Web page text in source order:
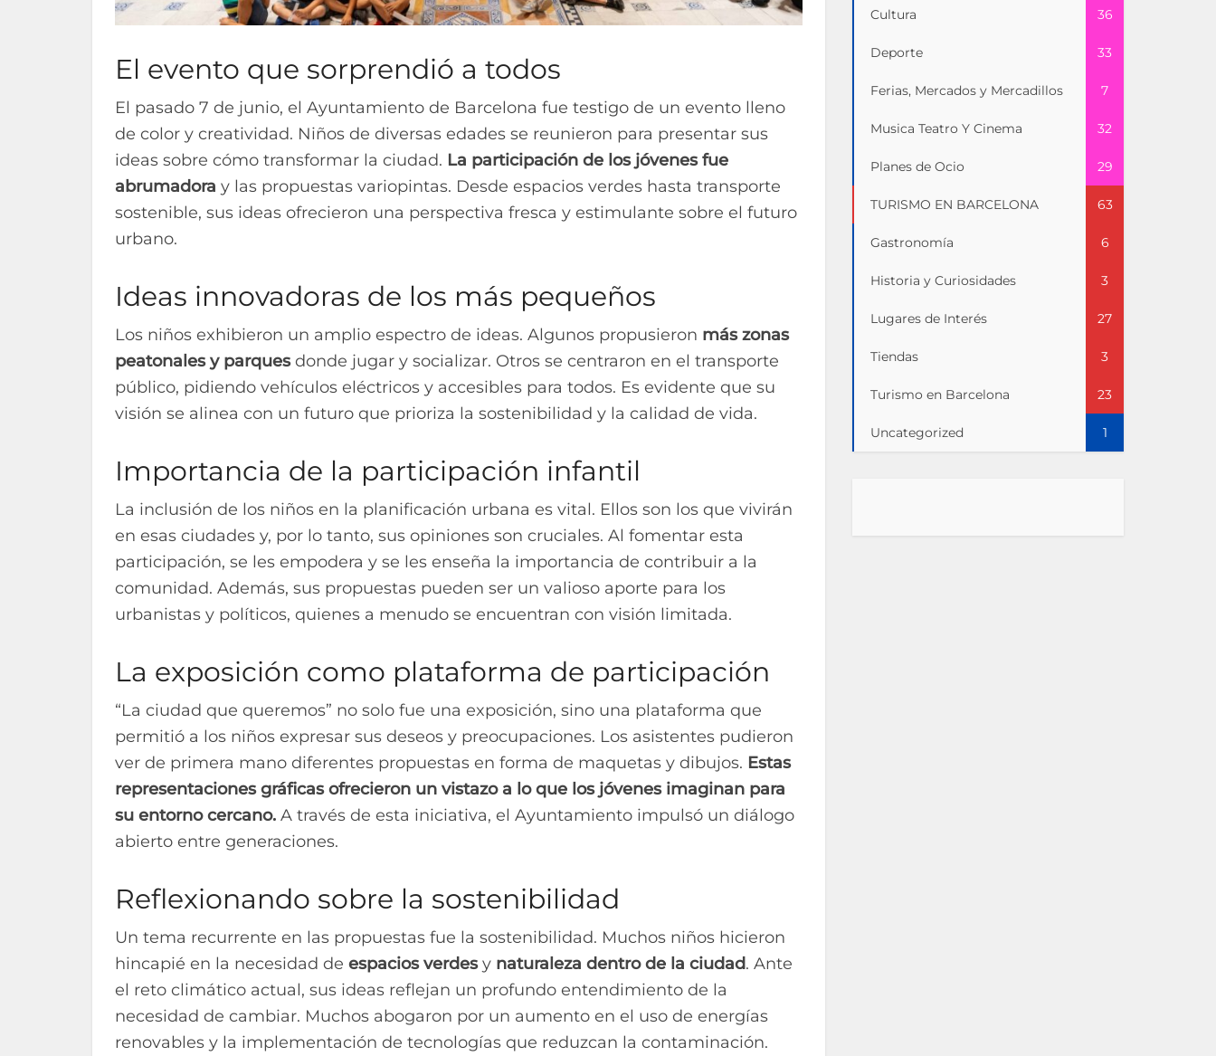
El evento que sorprendió a todos
El pasado 7 de junio, el Ayuntamiento de Barcelona fue testigo de un evento lleno
de color y creatividad. Niños de diversas edades se reunieron para presentar sus
ideas sobre cómo transformar la ciudad. La participación de los jóvenes fue
abrumadora y las propuestas variopintas. Desde espacios verdes hasta transporte
sostenible, sus ideas ofrecieron una perspectiva fresca y estimulante sobre el futuro
urbano.
Ideas innovadoras de los más pequeños
Los niños exhibieron un amplio espectro de ideas. Algunos propusieron más zonas
peatonales y parquesdonde jugar y socializar. Otros se centraron en el transporte
público, pidiendo vehículos eléctricos y accesibles para todos. Es evidente que su
visión se alinea con un futuro que prioriza la sostenibilidad y la calidad de vida.
Importancia de la participación infantil
La inclusión de los niños en la planificación urbana es vital. Ellos son los que vivirán
en esas ciudades y, por lo tanto, sus opiniones son cruciales. Al fomentar esta
participación, se les empodera y se les enseña la importancia de contribuir a la
comunidad. Además, sus propuestas pueden ser un valioso aporte para los
urbanistas y políticos, quienes a menudo se encuentran con visión limitada.
La exposición como plataforma de participación
“La ciudad que queremos” no solo fue una exposición, sino una plataforma que
permitió a los niños expresar sus deseos y preocupaciones. Los asistentes pudieron
ver de primera mano diferentes propuestas en forma de maquetas y dibujos. Estas
representaciones gráficas ofrecieron un vistazo a lo que los jóvenes imaginan para
su entorno cercano. A través de esta iniciativa, el Ayuntamiento impulsó un diálogo
abierto entre generaciones.
Reflexionando sobre la sostenibilidad
Un tema recurrente en las propuestas fue la sostenibilidad. Muchos niños hicieron
hincapié en la necesidad de espacios verdesy naturaleza dentro de la ciudad. Ante
el reto climático actual, sus ideas reflejan un profundo entendimiento de la
necesidad de cambiar. Muchos abogaron por un aumento en el uso de energías
renovables y la implementación de tecnologías que reduzcan la contaminación.
Cultura 36
Deporte 33
Ferias, Mercados y Mercadillos 7
Musica Teatro Y Cinema 32
Planes de Ocio 29
TURISMO EN BARCELONA 63
Gastronomía 6
Historia y Curiosidades 3
Lugares de Interés 27
Tiendas 3
Turismo en Barcelona 23
Uncategorized 1